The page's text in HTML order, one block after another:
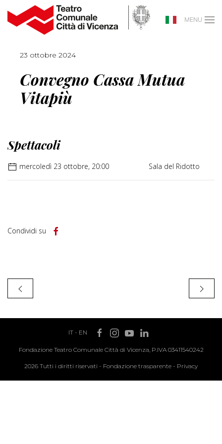
MENU
23 ottobre 2024
Convegno Cassa Mutua
Vitapiù
Spettacoli
mercoledì 23 ottobre, 20:00 Sala del Ridotto
Condividi su
IT- EN
Fondazione Teatro Comunale Città di Vicenza, P.IVA 03411540242
2026 Tutti i diritti riservati - Fondazione trasparente - Privacy